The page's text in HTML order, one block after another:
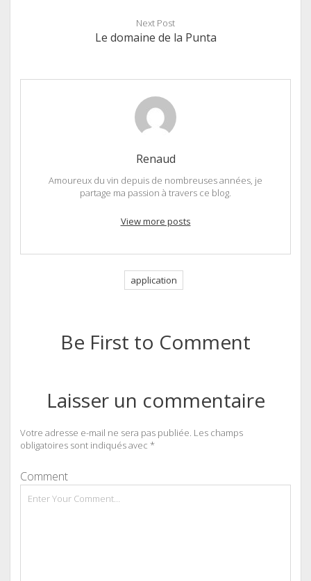
Next Post
Le domaine de la Punta
Renaud
Amoureux du vin depuis de nombreuses années, je
partage ma passion à travers ce blog.
View more posts
application
Be First to Comment
Laisser un commentaire
Votre adresse e-mail ne sera pas publiée. Les champs
obligatoires sont indiqués avec *
Comment